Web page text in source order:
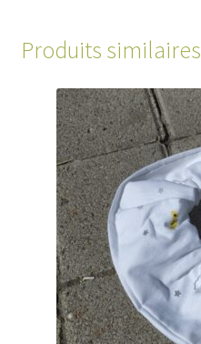
Produits similaires